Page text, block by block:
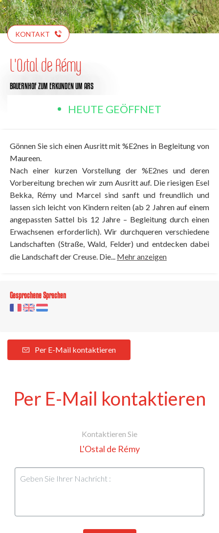
KONTAKT
L'Ostal de Rémy
BAUERNHOF ZUM ERKUNDENUM ARS
HEUTE GEÖFFNET
Gönnen Sie sich einen Ausritt mit %E2nes in Begleitung von
Maureen.
Nach einer kurzen Vorstellung der %E2nes und deren
Vorbereitung brechen wir zum Ausritt auf. Die riesigen Esel
Bekka, Rémy und Marcel sind sanft und freundlich und
lassen sich leicht von Kindern reiten (ab 2 Jahren auf einem
angepassten Sattel bis 12 Jahre – Begleitung durch einen
Erwachsenen erforderlich). Wir durchqueren verschiedene
Landschaften (Straße, Wald, Felder) und entdecken dabei
die Landschaft der Creuse. Die... Mehr anzeigen
Gesprochene Sprachen
Per E-Mail kontaktieren
Per E-Mail kontaktieren
Kontaktieren Sie
L'Ostal de Rémy